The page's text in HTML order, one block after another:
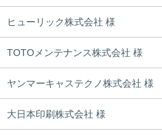
ヒューリック株式会社 様
TOTOメンテナンス株式会社 様
ヤンマーキャステクノ株式会社 様
大日本印刷株式会社 様